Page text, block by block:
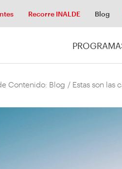
Recorre INALDE Blog
Contenido: Blog / Estas son las